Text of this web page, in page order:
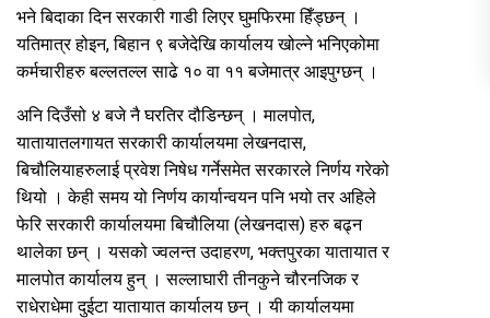
भने बिदाका दिन सरकारी गाडी लिएर घुमफिरमा हिँड्छन् ।
यतिमात्र होइन, बिहान ९ बजेदेखि कार्यालय खोल्ने भनिएकोमा
कर्मचारीहरु बल्लतल्ल साढे १० वा ११ बजेमात्र आइपुग्छन् ।
अनि दिउँसो ४ बजे नै घरतिर दौडिन्छन् । मालपोत,
यातायातलगायत सरकारी कार्यालयमा लेखनदास,
बिचौलियाहरुलाई प्रवेश निषेध गर्नेसमेत सरकारले निर्णय गरेको
थियो । केही समय यो निर्णय कार्यान्वयन पनि भयो तर अहिले
फेरि सरकारी कार्यालयमा बिचौलिया (लेखनदास) हरु बढ्न
थालेका छन् । यसको ज्वलन्त उदाहरण, भक्तपुरका यातायात र
मालपोत कार्यालय हुन् । सल्लाघारी तीनकुने चौरनजिक र
राधेराधेमा दुईटा यातायात कार्यालय छन् । यी कार्यालयमा